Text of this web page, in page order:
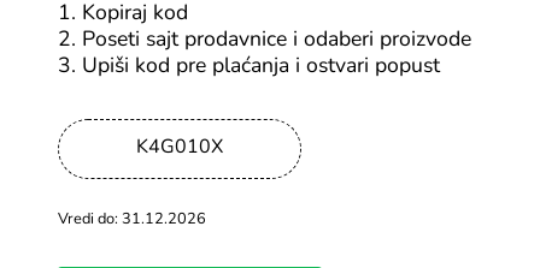
-20%
Svi Temu kuponi
1. Kopiraj kod
2. Poseti sajt prodavnice i odaberi proizvode
3. Upiši kod pre plaćanja i ostvari popust
K4G010X
Vredi do: 31.12.2026